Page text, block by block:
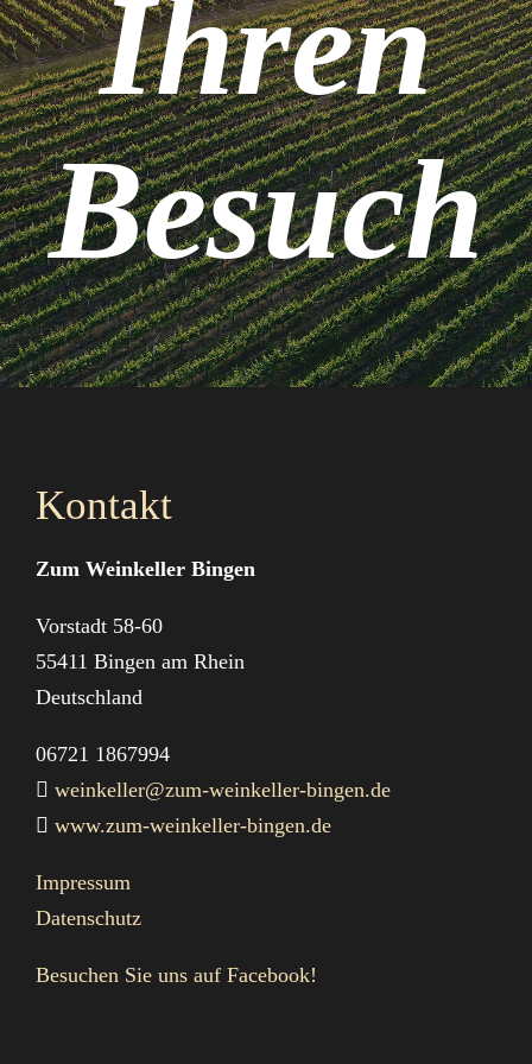
Ihren
Besuch
Kontakt
Zum Weinkeller Bingen
Vorstadt 58-60
55411 Bingen am Rhein
Deutschland
06721 1867994
weinkeller@zum-weinkeller-bingen.de
www.zum-weinkeller-bingen.de
Impressum
Datenschutz
Besuchen Sie uns auf Facebook!